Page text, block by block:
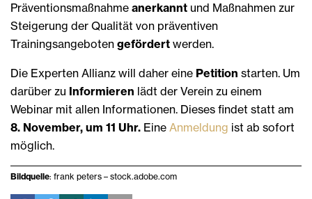
Präventionsmaßnahme anerkannt und Maßnahmen zur
Steigerung der Qualität von präventiven
Trainingsangeboten gefördert werden.
Die Experten Allianz will daher eine Petition starten. Um
darüber zu Informieren lädt der Verein zu einem
Webinar mit allen Informationen. Dieses findet statt am
8. November, um 11 Uhr. Eine Anmeldung ist ab sofort
möglich.
Bildquelle: frank peters – stock.adobe.com